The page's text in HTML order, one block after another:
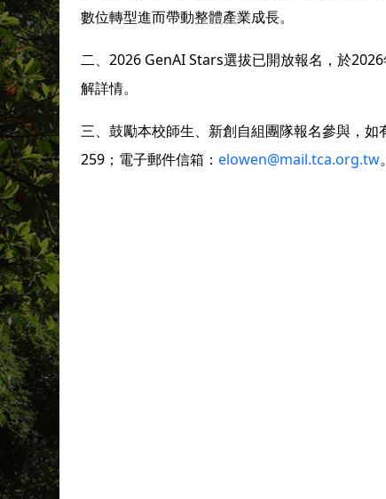
數位轉型進而帶動整體產業成長。
二、2026 GenAI Stars選拔已開放報名，於
解詳情。
三、鼓勵本校師生、新創自組團隊報名參與，
259；電子郵件信箱：elowen@mail.tca.org.tw。